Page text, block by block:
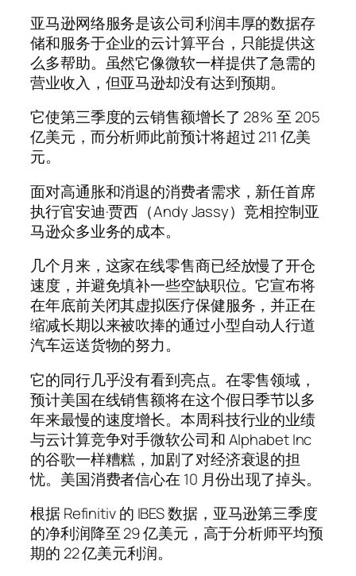
亚马逊网络服务是该公司利润丰厚的数据存
储和服务于企业的云计算平台，只能提供这
么多帮助。虽然它像微软一样提供了急需的
营业收入，但亚马逊却没有达到预期。
它使第三季度的云销售额增长了 28% 至 205
亿美元，而分析师此前预计将超过 211 亿美
元。
面对高通胀和消退的消费者需求，新任首席
执行官安迪·贾西（Andy Jassy）竞相控制亚
马逊众多业务的成本。
几个月来，这家在线零售商已经放慢了开仓
速度，并避免填补一些空缺职位。它宣布将
在年底前关闭其虚拟医疗保健服务，并正在
缩减长期以来被吹捧的通过小型自动人行道
汽车运送货物的努力。
它的同行几乎没有看到亮点。在零售领域，
预计美国在线销售额将在这个假日季节以多
年来最慢的速度增长。本周科技行业的业绩
与云计算竞争对手微软公司和 Alphabet Inc
的谷歌一样糟糕，加剧了对经济衰退的担
忧。美国消费者信心在 10 月份出现了掉头。
根据 Refinitiv 的 IBES 数据，亚马逊第三季度
的净利润降至 29 亿美元，高于分析师平均预
期的 22 亿美元利润。